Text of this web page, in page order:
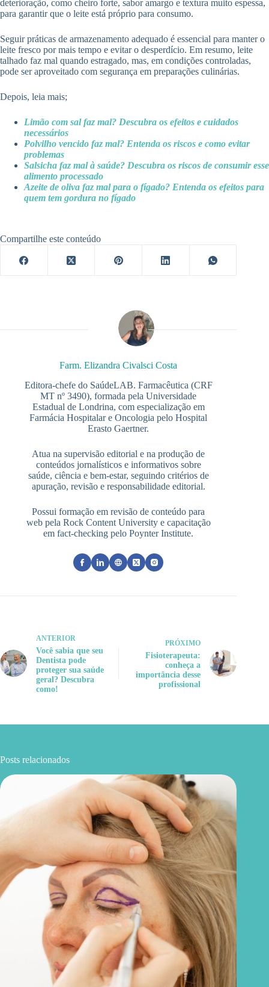
deterioração, como cheiro forte, sabor amargo e textura muito espessa,
para garantir que o leite está próprio para consumo.
Seguir práticas de armazenamento adequado é essencial para manter o
leite fresco por mais tempo e evitar o desperdício. Em resumo, leite
talhado faz mal quando estragado, mas, em condições controladas,
pode ser aproveitado com segurança em preparações culinárias.
Depois, leia mais;
Limão com sal faz mal? Descubra os efeitos e cuidados
necessários
Polvilho vencido faz mal? Entenda os riscos e como evitar
problemas
Salsicha faz mal à saúde? Descubra os riscos de consumir esse
alimento processado
Azeite de oliva faz mal para o fígado? Entenda os efeitos para
quem tem gordura no fígado
Compartilhe este conteúdo
Farm. Elizandra Civalsci Costa
Editora-chefe do SaúdeLAB. Farmacêutica (CRF
MT nº 3490), formada pela Universidade
Estadual de Londrina, com especialização em
Farmácia Hospitalar e Oncologia pelo Hospital
Erasto Gaertner.
Atua na supervisão editorial e na produção de
conteúdos jornalísticos e informativos sobre
saúde, ciência e bem-estar, seguindo critérios de
apuração, revisão e responsabilidade editorial.
Possui formação em revisão de conteúdo para
web pela Rock Content University e capacitação
em fact-checking pelo Poynter Institute.
ANTERIOR
Você sabia que seu
Dentista pode
proteger sua saúde
geral? Descubra
como!
PRÓXIMO
Fisioterapeuta:
conheça a
importância desse
profissional
Posts relacionados